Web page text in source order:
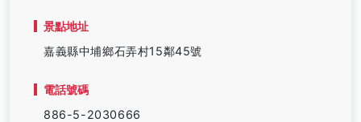
景點地址
嘉義縣中埔鄉石弄村15鄰45號
電話號碼
886-5-2030666